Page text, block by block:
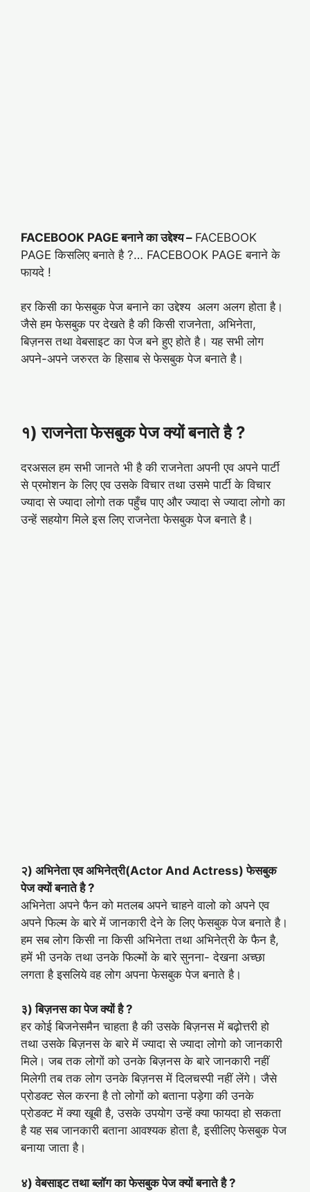
FACEBOOK PAGE बनाने का उद्देश्य – FACEBOOK
PAGE किसलिए बनाते है ?… FACEBOOK PAGE बनाने के
फायदे !
हर किसी का फेसबुक पेज बनाने का उद्देश्य अलग अलग होता है।
जैसे हम फेसबुक पर देखते है की किसी राजनेता, अभिनेता,
बिज़नस तथा वेबसाइट का पेज बने हुए होते है। यह सभी लोग
अपने-अपने जरुरत के हिसाब से फेसबुक पेज बनाते है।
१) राजनेता फेसबुक पेज क्यों बनाते है ?
दरअसल हम सभी जानते भी है की राजनेता अपनी एव अपने पार्टी
से प्रमोशन के लिए एव उसके विचार तथा उसमे पार्टी के विचार
ज्यादा से ज्यादा लोगो तक पहुँच पाए और ज्यादा से ज्यादा लोगो का
उन्हें सहयोग मिले इस लिए राजनेता फेसबुक पेज बनाते है।
२) अभिनेता एव अभिनेत्री(Actor And Actress) फेसबुक
पेज क्यों बनाते है ?
अभिनेता अपने फैन को मतलब अपने चाहने वालो को अपने एव
अपने फिल्म के बारे में जानकारी देने के लिए फेसबुक पेज बनाते है।
हम सब लोग किसी ना किसी अभिनेता तथा अभिनेत्री के फैन है,
हमें भी उनके तथा उनके फिल्मों के बारे सुनना- देखना अच्छा
लगता है इसलिये वह लोग अपना फेसबुक पेज बनाते है।
३) बिज़नस का पेज क्यों है ?
हर कोई बिजनेसमैन चाहता है की उसके बिज़नस में बढ़ोत्तरी हो
तथा उसके बिज़नस के बारे में ज्यादा से ज्यादा लोगो को जानकारी
मिले। जब तक लोगों को उनके बिज़नस के बारे जानकारी नहीं
मिलेगी तब तक लोग उनके बिज़नस में दिलचस्पी नहीं लेंगे। जैसे
प्रोडक्ट सेल करना है तो लोगों को बताना पड़ेगा की उनके
प्रोडक्ट में क्या खूबी है, उसके उपयोग उन्हें क्या फायदा हो सकता
है यह सब जानकारी बताना आवश्यक होता है, इसीलिए फेसबुक पेज
बनाया जाता है।
४) वेबसाइट तथा ब्लॉग का फेसबुक पेज क्यों बनाते है ?